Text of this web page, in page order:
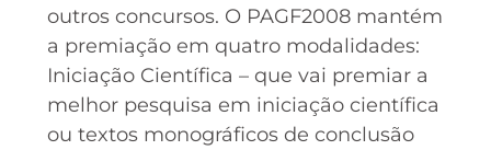
outros concursos. O PAGF2008 mantém
a premiação em quatro modalidades:
Iniciação Científica – que vai premiar a
melhor pesquisa em iniciação científica
ou textos monográficos de conclusão